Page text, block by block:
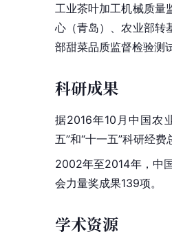
工业茶叶加工机械质量
心（青岛）、农业部转
部甜菜品质监督检验测
科研成果
据2016年10月中国农
五”和“十一五”科研经
2002年至2014年，中
会力量奖成果139项。
学术资源